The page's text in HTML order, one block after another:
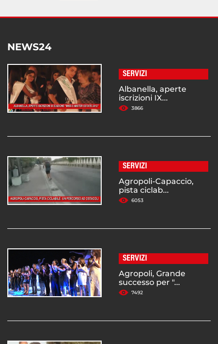
NEWS24
SERVIZI
Albanella, aperte
iscrizioni IX...
3866
SERVIZI
Agropoli-Capaccio,
pista ciclab...
6053
SERVIZI
Agropoli, Grande
successo per "...
7492